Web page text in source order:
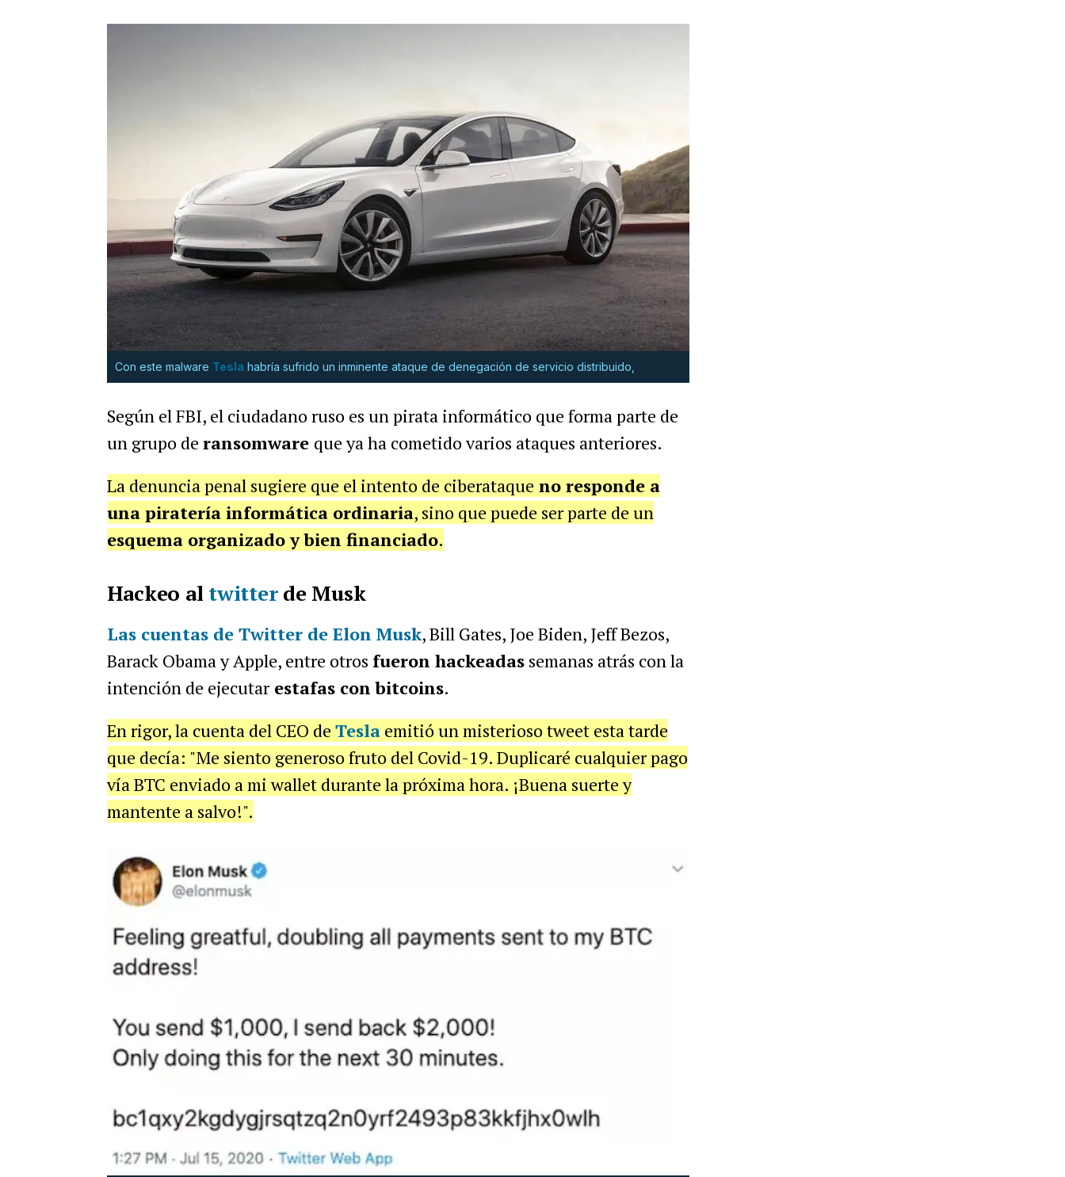
Con este malware Tesla habría sufrido un inminente ataque de denegación de servicio distribuido,
Según el FBI, el ciudadano ruso es un pirata informático que forma parte de
un grupo de ransomware que ya ha cometido varios ataques anteriores.
La denuncia penal sugiere que el intento de ciberataque no responde a
una piratería informática ordinaria, sino que puede ser parte de un
esquema organizado y bien financiado.
Hackeo al twitterde Musk
Las cuentas de Twitter de Elon Musk, Bill Gates, Joe Biden, Jeff Bezos,
Barack Obama y Apple, entre otros fueron hackeadassemanas atrás con la
intención de ejecutarestafas con bitcoins.
En rigor, la cuenta del CEO de Teslaemitió un misterioso tweet esta tarde
que decía: "Me siento generoso fruto del Covid-19. Duplicaré cualquier pago
vía BTC enviado a mi wallet durante la próxima hora. ¡Buena suerte y
mantente a salvo!".